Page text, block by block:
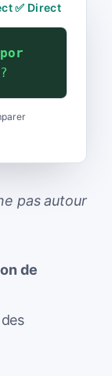
✅ Direct
lo
pas autour
de